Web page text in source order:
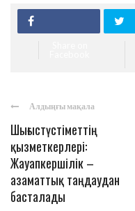
Алдыңғы мақала
Шығыстүстіметтің
қызметкерлері:
Жауапкершілік –
азаматтық таңдаудан
басталады